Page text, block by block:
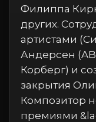
Филиппа
других.
артистами
Андерсен
Корберг) и
закрытия
Композитор
премиями